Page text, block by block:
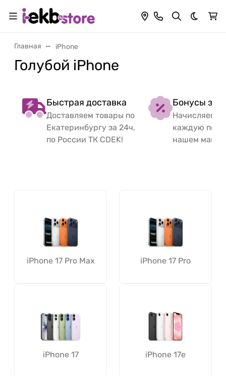
Темная
Главная iPhone
Голубой iPhone
Быстрая доставка
Доставляем товары по
Екатеринбургу за 24ч,
по России ТК CDEK!
Бонусы за
Начисляем
каждую
нашем
iPhone 17 Pro Max iPhone 17 Pro
iPhone 17 iPhone 17e